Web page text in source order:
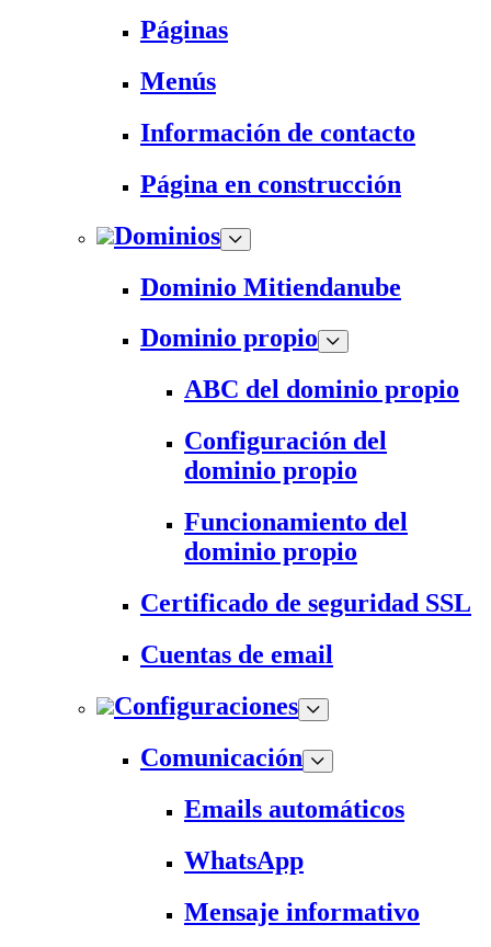
Páginas
Menús
Información de contacto
Página en construcción
Dominios
Dominio Mitiendanube
Dominio propio
ABC del dominio propio
Configuración del
dominio propio
Funcionamiento del
dominio propio
Certificado de seguridad SSL
Cuentas de email
Configuraciones
Comunicación
Emails automáticos
WhatsApp
Mensaje informativo